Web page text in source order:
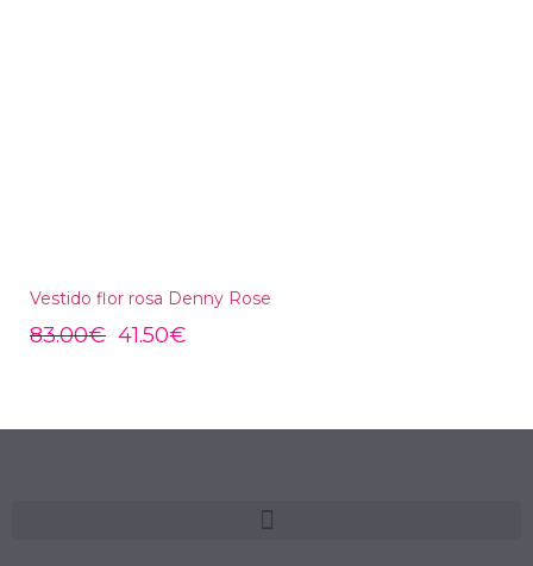
Vestido flor rosa Denny Rose
83.00€ 41.50€